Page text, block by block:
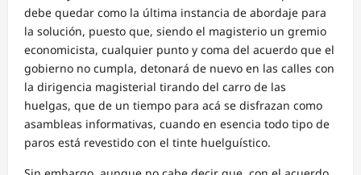
debe quedar como la última instancia de abordaje para
la solución, puesto que, siendo el magisterio un gremio
economicista, cualquier punto y coma del acuerdo que el
gobierno no cumpla, detonará de nuevo en las calles con
la dirigencia magisterial tirando del carro de las
huelgas, que de un tiempo para acá se disfrazan como
asambleas informativas, cuando en esencia todo tipo de
paros está revestido con el tinte huelguístico.